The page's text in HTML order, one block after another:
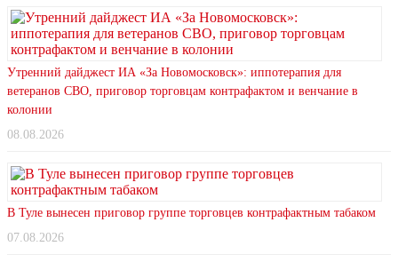
Утренний дайджест ИА «За Новомосковск»: иппотерапия для
ветеранов СВО, приговор торговцам контрафактом и венчание в
колонии
08.08.2026
В Туле вынесен приговор группе торговцев контрафактным табаком
07.08.2026